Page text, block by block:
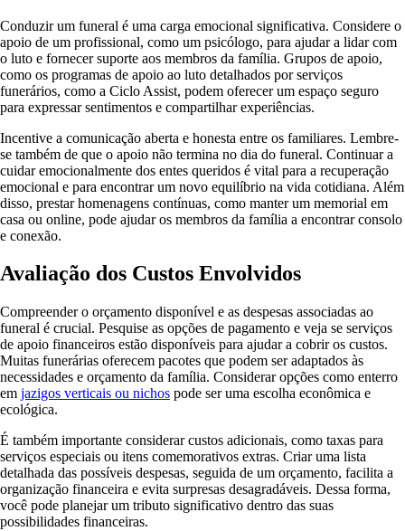
Conduzir um funeral é uma carga emocional significativa. Considere o
apoio de um profissional, como um psicólogo, para ajudar a lidar com
o luto e fornecer suporte aos membros da família. Grupos de apoio,
como os programas de apoio ao luto detalhados por serviços
funerários, como a Ciclo Assist, podem oferecer um espaço seguro
para expressar sentimentos e compartilhar experiências.
Incentive a comunicação aberta e honesta entre os familiares. Lembre-
se também de que o apoio não termina no dia do funeral. Continuar a
cuidar emocionalmente dos entes queridos é vital para a recuperação
emocional e para encontrar um novo equilíbrio na vida cotidiana. Além
disso, prestar homenagens contínuas, como manter um memorial em
casa ou online, pode ajudar os membros da família a encontrar consolo
e conexão.
Avaliação dos Custos Envolvidos
Compreender o orçamento disponível e as despesas associadas ao
funeral é crucial. Pesquise as opções de pagamento e veja se serviços
de apoio financeiros estão disponíveis para ajudar a cobrir os custos.
Muitas funerárias oferecem pacotes que podem ser adaptados às
necessidades e orçamento da família. Considerar opções como enterro
em jazigos verticais ou nichos pode ser uma escolha econômica e
ecológica.
É também importante considerar custos adicionais, como taxas para
serviços especiais ou itens comemorativos extras. Criar uma lista
detalhada das possíveis despesas, seguida de um orçamento, facilita a
organização financeira e evita surpresas desagradáveis. Dessa forma,
você pode planejar um tributo significativo dentro das suas
possibilidades financeiras.